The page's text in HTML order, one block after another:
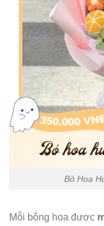
Bó Hoa
Mỗi bông hoa được